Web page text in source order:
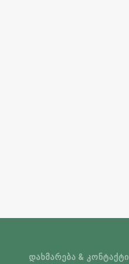
ᲓᲐᲮᲛᲐᲠᲔᲑᲐ & ᲙᲝᲜᲢᲐᲥᲢᲘ